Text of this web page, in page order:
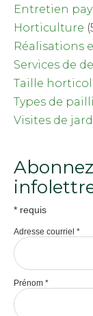
Entretien
Horticulture
Réalisations
Services de
Taille
Types de
Visites de
* requis
Adresse courriel *
Prénom *